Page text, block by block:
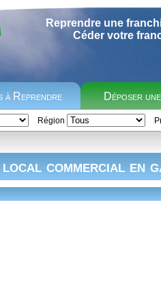
Reprendre une
Céder votre
à Reprendre Déposer
Région
commercial en